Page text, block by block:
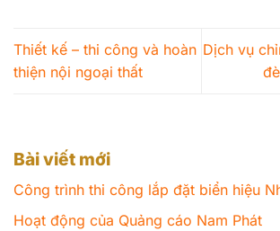
Thiết kế – thi công và hoàn
thiện nội ngoại thất
Dịch vụ
Bài viết mới
Công trình thi công lắp đặt biển hiệu
Hoạt động của Quảng cáo Nam Phát